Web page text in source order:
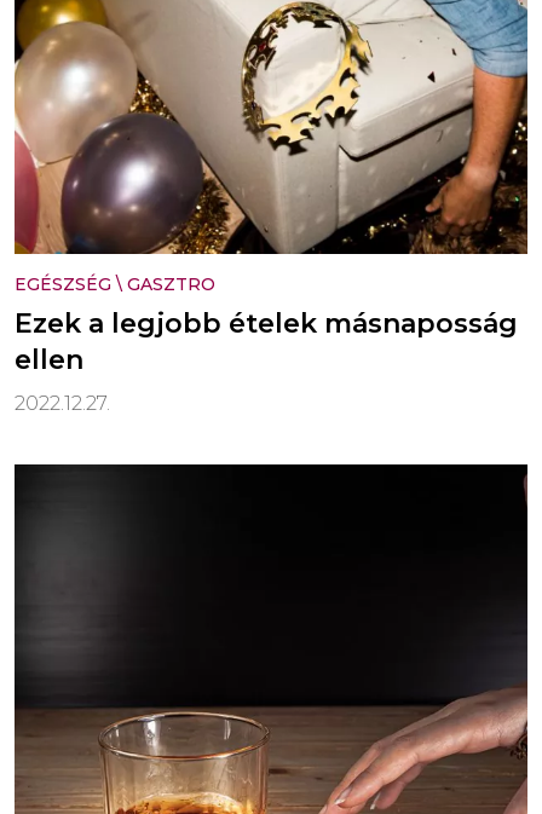
EGÉSZSÉG \ GASZTRO
Ezek a legjobb ételek másnaposság
ellen
2022.12.27.